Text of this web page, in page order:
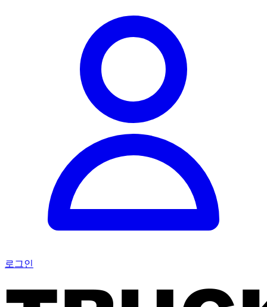
로그인